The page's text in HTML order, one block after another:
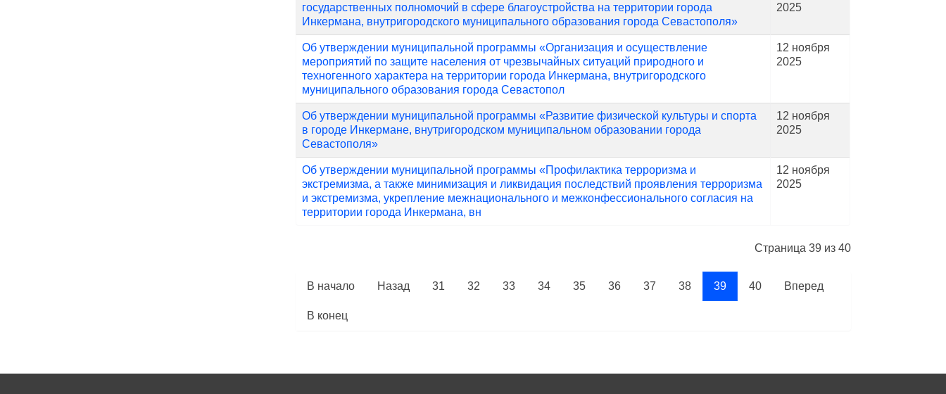
государственных полномочий в сфере благоустройства на территории города
Инкермана, внутригородского муниципального образования города Севастополя»
2025
Об утверждении муниципальной программы «Организация и осуществление
мероприятий по защите населения от чрезвычайных ситуаций природного и
техногенного характера на территории города Инкермана, внутригородского
муниципального образования города Севастопол
12 ноября
2025
Об утверждении муниципальной программы «Развитие физической культуры и спорта
в городе Инкермане, внутригородском муниципальном образовании города
Севастополя»
12 ноября
2025
Об утверждении муниципальной программы «Профилактика терроризма и
экстремизма, а также минимизация и ликвидация последствий проявления терроризма
и экстремизма, укрепление межнационального и межконфессионального согласия на
территории города Инкермана, вн
12 ноября
2025
Страница 39 из 40
В начало Назад 31 32 33 34 35 36 37 38 39 40 Вперед
В конец